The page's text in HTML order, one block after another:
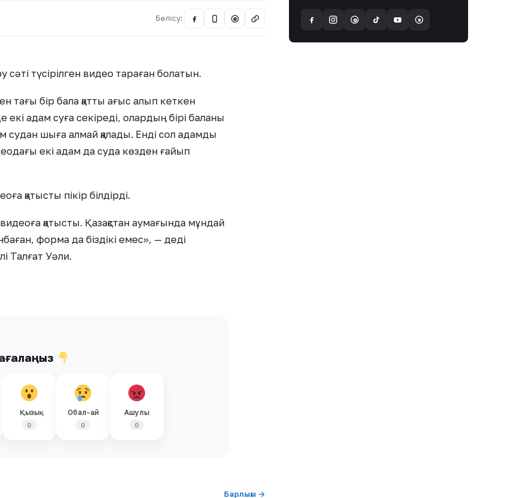
Бөлісу: @
сәті түсірілген видео тараған болатын.
тағы бір бала қатты ағыс алып кеткен
екі адам суға секіреді, олардың бірі баланы
судан шыға алмай қалады. Енді сол адамды
екі адам да суда көзден ғайып
қатысты пікір білдірді.
қатысты. Қазақстан аумағында мұндай
форма да біздікі емес», — деді
Талғат Уәли.
Қызық
0
Обал-ай
0
Ашулы
0
Барлығы →
@ a